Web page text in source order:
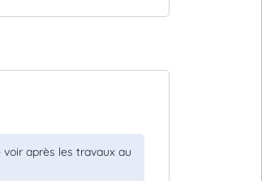
après les travaux au